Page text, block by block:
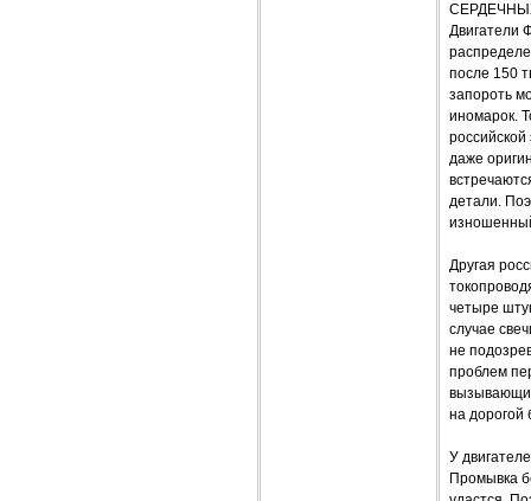
Двигатели
после 150
запороть
иномарок.
даже
детали.
Другая
четыре
случае
не
проблем
на дорогой
У
Промывка